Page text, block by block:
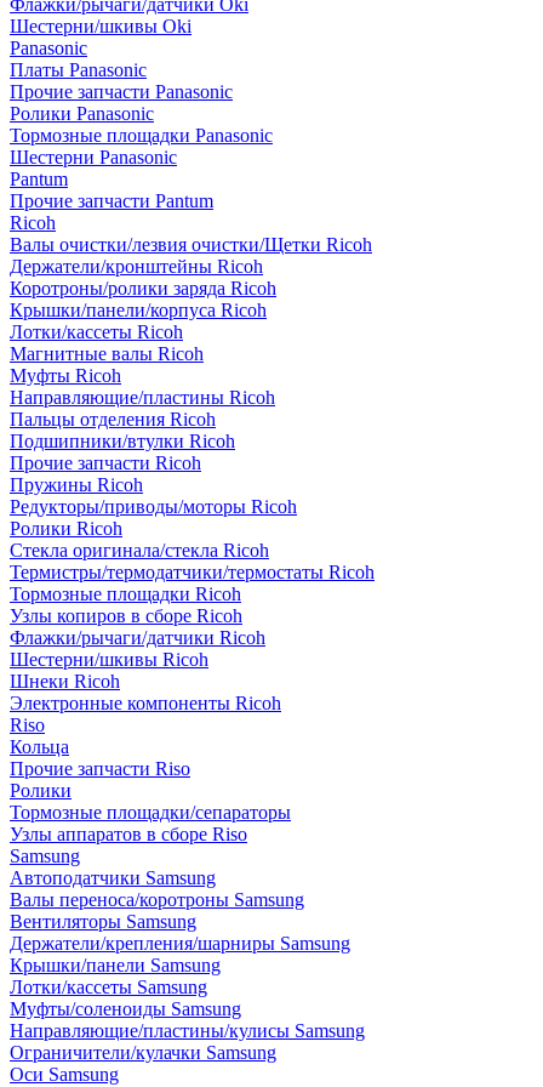
Флажки/рычаги/датчики Oki
Шестерни/шкивы Oki
Panasonic
Платы Panasonic
Прочие запчасти Panasonic
Ролики Panasonic
Тормозные площадки Panasonic
Шестерни Panasonic
Pantum
Прочие запчасти Pantum
Ricoh
Валы очистки/лезвия очистки/Щетки Ricoh
Держатели/кронштейны Ricoh
Коротроны/ролики заряда Ricoh
Крышки/панели/корпуса Ricoh
Лотки/кассеты Ricoh
Магнитные валы Ricoh
Муфты Ricoh
Направляющие/пластины Ricoh
Пальцы отделения Ricoh
Подшипники/втулки Ricoh
Прочие запчасти Ricoh
Пружины Ricoh
Редукторы/приводы/моторы Ricoh
Ролики Ricoh
Стекла оригинала/стекла Ricoh
Термистры/термодатчики/термостаты Ricoh
Тормозные площадки Ricoh
Узлы копиров в сборе Ricoh
Флажки/рычаги/датчики Ricoh
Шестерни/шкивы Ricoh
Шнеки Ricoh
Электронные компоненты Ricoh
Riso
Кольца
Прочие запчасти Riso
Ролики
Тормозные площадки/сепараторы
Узлы аппаратов в сборе Riso
Samsung
Автоподатчики Samsung
Валы переноса/коротроны Samsung
Вентиляторы Samsung
Держатели/крепления/шарниры Samsung
Крышки/панели Samsung
Лотки/кассеты Samsung
Муфты/соленоиды Samsung
Направляющие/пластины/кулисы Samsung
Ограничители/кулачки Samsung
Оси Samsung